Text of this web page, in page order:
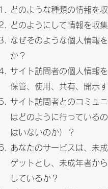
どのような種類の情報を
どのようにして情報を収
なぜそのような個人情報
か？
サイト訪問者の個人情報
保管、使用、共有、開示
サイト訪問者とのコミュ
はどのように行っている
はいないのか）？
あなたのサービスは、未
ゲットとし、未成年者か
しているか？